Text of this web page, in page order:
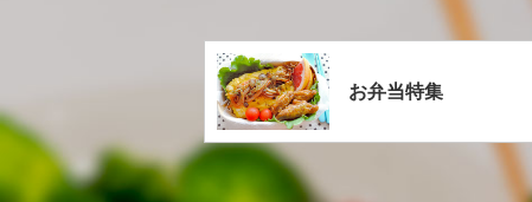
お弁当特集